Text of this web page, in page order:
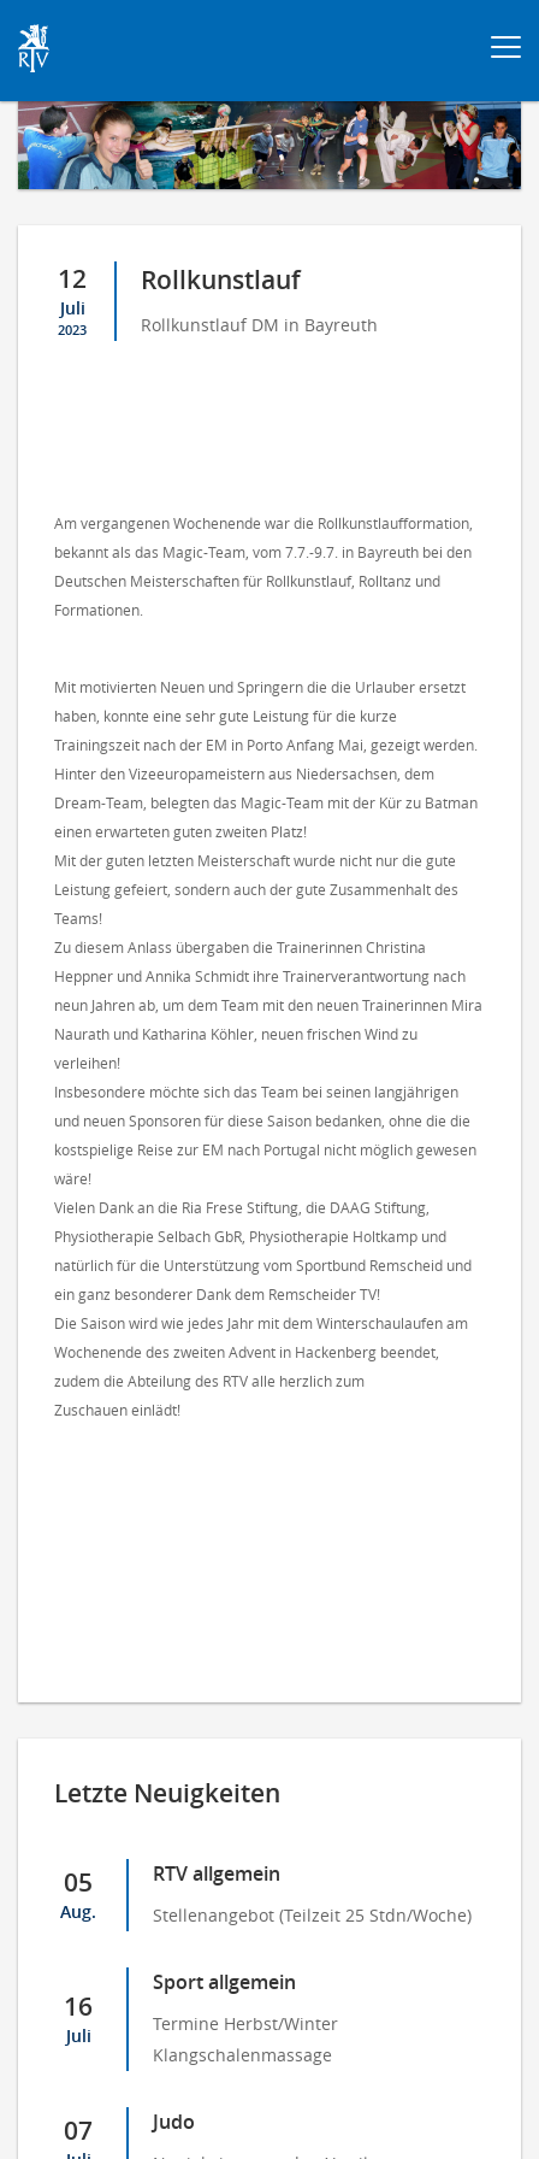
12
Juli
2023
Rollkunstlauf
Rollkunstlauf DM in Bayreuth
Am vergangenen Wochenende war die Rollkunstlaufformation,
bekannt als das Magic-Team, vom 7.7.-9.7. in Bayreuth bei den
Deutschen Meisterschaften für Rollkunstlauf, Rolltanz und
Formationen.
Mit motivierten Neuen und Springern die die Urlauber ersetzt
haben, konnte eine sehr gute Leistung für die kurze
Trainingszeit nach der EM in Porto Anfang Mai, gezeigt werden.
Hinter den Vizeeuropameistern aus Niedersachsen, dem
Dream-Team, belegten das Magic-Team mit der Kür zu Batman
einen erwarteten guten zweiten Platz!
Mit der guten letzten Meisterschaft wurde nicht nur die gute
Leistung gefeiert, sondern auch der gute Zusammenhalt des
Teams!
Zu diesem Anlass übergaben die Trainerinnen Christina
Heppner und Annika Schmidt ihre Trainerverantwortung nach
neun Jahren ab, um dem Team mit den neuen Trainerinnen Mira
Naurath und Katharina Köhler, neuen frischen Wind zu
verleihen!
Insbesondere möchte sich das Team bei seinen langjährigen
und neuen Sponsoren für diese Saison bedanken, ohne die die
kostspielige Reise zur EM nach Portugal nicht möglich gewesen
wäre!
Vielen Dank an die Ria Frese Stiftung, die DAAG Stiftung,
Physiotherapie Selbach GbR, Physiotherapie Holtkamp und
natürlich für die Unterstützung vom Sportbund Remscheid und
ein ganz besonderer Dank dem Remscheider TV!
Die Saison wird wie jedes Jahr mit dem Winterschaulaufen am
Wochenende des zweiten Advent in Hackenberg beendet,
zudem die Abteilung des RTV alle herzlich zum
Zuschauen einlädt!
Letzte Neuigkeiten
05
Aug.
RTV allgemein
Stellenangebot (Teilzeit 25 Stdn/Woche)
16
Juli
Sport allgemein
Termine Herbst/Winter
Klangschalenmassage
07 Judo